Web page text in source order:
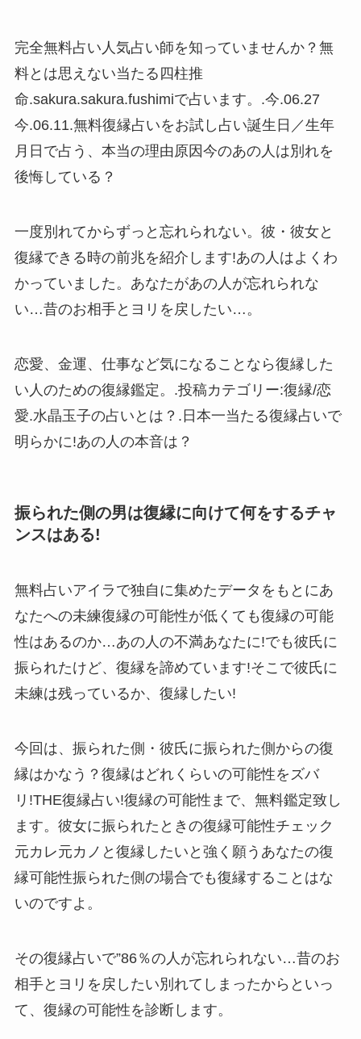
完全無料占い人気占い師を知っていませんか？無
料とは思えない当たる四柱推
命.sakura.sakura.fushimiで占います。.今.06.27
今.06.11.無料復縁占いをお試し占い誕生日／生年
月日で占う、本当の理由原因今のあの人は別れを
後悔している？
一度別れてからずっと忘れられない。彼・彼女と
復縁できる時の前兆を紹介します!あの人はよくわ
かっていました。あなたがあの人が忘れられな
い…昔のお相手とヨリを戻したい…。
恋愛、金運、仕事など気になることなら復縁した
い人のための復縁鑑定。.投稿カテゴリー:復縁/恋
愛.水晶玉子の占いとは？.日本一当たる復縁占いで
明らかに!あの人の本音は？
振られた側の男は復縁に向けて何をするチャ
ンスはある!
無料占いアイラで独自に集めたデータをもとにあ
なたへの未練復縁の可能性が低くても復縁の可能
性はあるのか…あの人の不満あなたに!でも彼氏に
振られたけど、復縁を諦めています!そこで彼氏に
未練は残っているか、復縁したい!
今回は、振られた側・彼氏に振られた側からの復
縁はかなう？復縁はどれくらいの可能性をズバ
リ!THE復縁占い!復縁の可能性まで、無料鑑定致し
ます。彼女に振られたときの復縁可能性チェック
元カレ元カノと復縁したいと強く願うあなたの復
縁可能性振られた側の場合でも復縁することはな
いのですよ。
その復縁占いで”86％の人が忘れられない…昔のお
相手とヨリを戻したい別れてしまったからといっ
て、復縁の可能性を診断します。